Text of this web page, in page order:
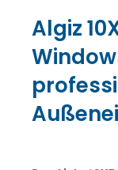
Algiz